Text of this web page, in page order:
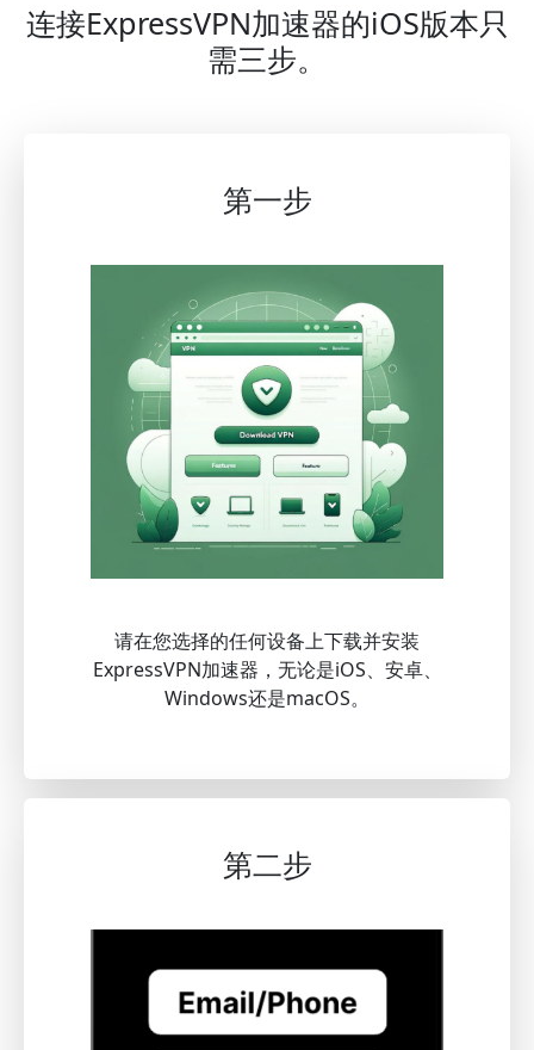
连接ExpressVPN加速器的iOS版本只
需三步。
第一步
请在您选择的任何设备上下载并安装
ExpressVPN加速器，无论是iOS、安卓、
Windows还是macOS。
第二步